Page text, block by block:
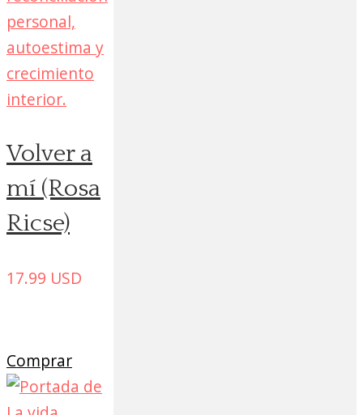
Volver a
mí (Rosa
Ricse)
17.99 USD
Comprar